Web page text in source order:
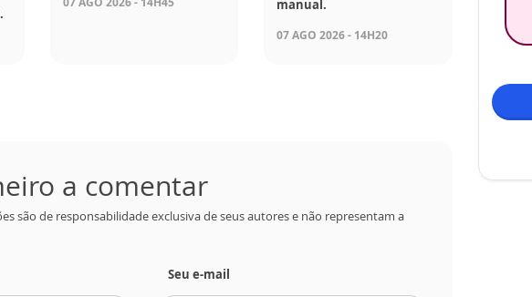
manual.
07 AGO 2026 - 14H20
a comentar
são de responsabilidade exclusiva de seus autores e não representam a
Seu e-mail